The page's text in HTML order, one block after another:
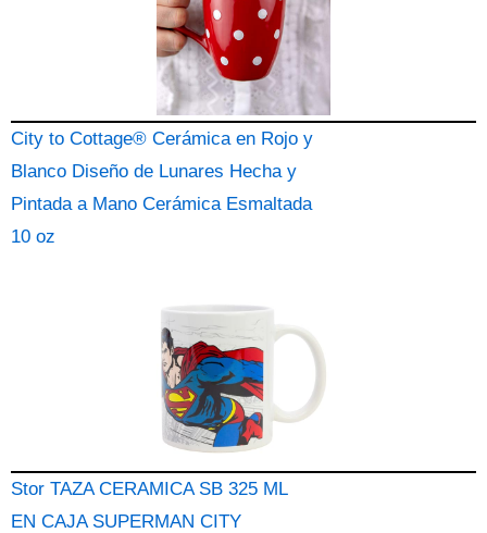
City to Cottage® Cerámica en Rojo y
Blanco Diseño de Lunares Hecha y
Pintada a Mano Cerámica Esmaltada
10 oz
Stor TAZA CERAMICA SB 325 ML
EN CAJA SUPERMAN CITY